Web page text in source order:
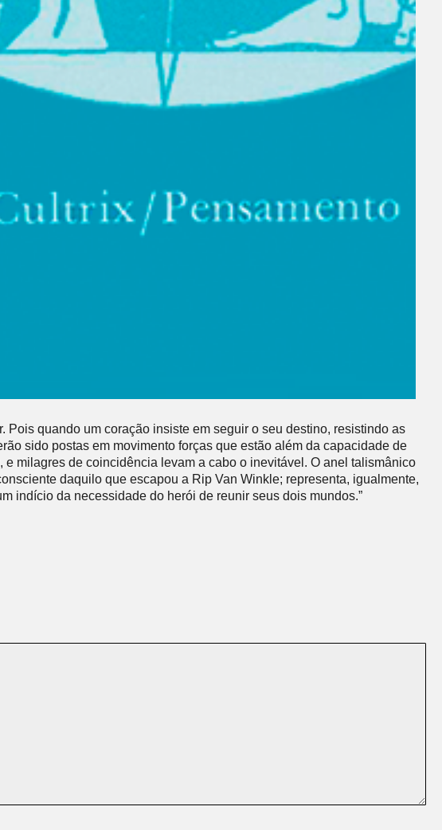
quando um coração insiste em seguir o seu destino, resistindo as
sido postas em movimento forças que estão além da capacidade de
milagres de coincidência levam a cabo o inevitável. O anel talismânico
daquilo que escapou a Rip Van Winkle; representa, igualmente,
indício da necessidade do herói de reunir seus dois mundos.”